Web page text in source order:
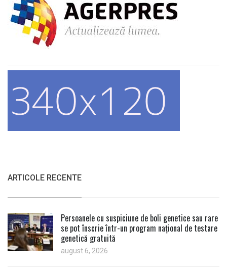
ARTICOLE RECENTE
Persoanele cu suspiciune de boli genetice sau rare
se pot înscrie într-un program național de testare
genetică gratuită
august 6, 2026